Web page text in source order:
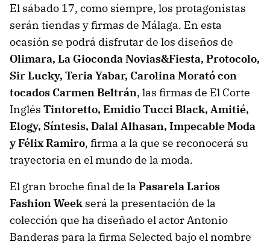
El sábado 17, como siempre, los protagonistas
serán tiendas y firmas de Málaga. En esta
ocasión se podrá disfrutar de los diseños de
Olimara, La Gioconda Novias&Fiesta, Protocolo,
Sir Lucky, Teria Yabar, Carolina Morató con
tocados Carmen Beltrán, las firmas de El Corte
Inglés Tintoretto, Emidio Tucci Black, Amitié,
Elogy, Síntesis, Dalal Alhasan, Impecable Moda
y Félix Ramiro, firma a la que se reconocerá su
trayectoria en el mundo de la moda.
El gran broche final de la Pasarela Larios
Fashion Week será la presentación de la
colección que ha diseñado el actor Antonio
Banderas para la firma Selected bajo el nombre